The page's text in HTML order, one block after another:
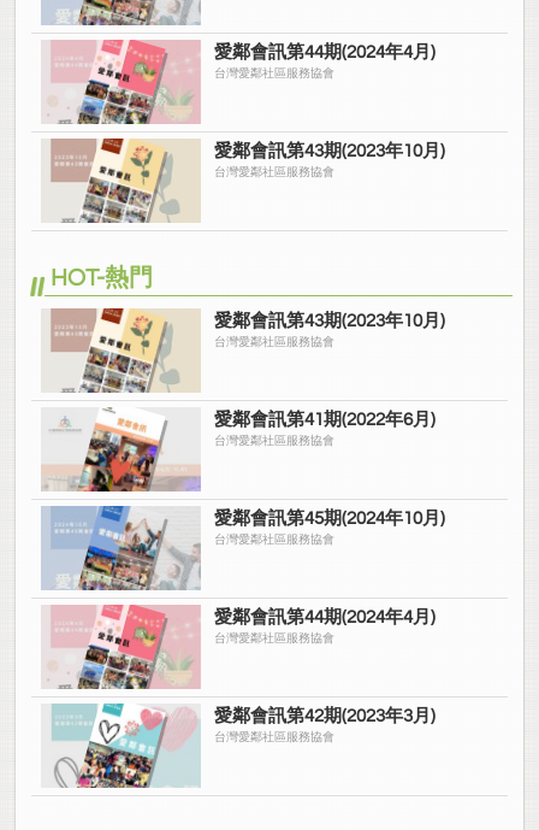
愛鄰會訊第44期(2024年4月)
台灣愛鄰社區服務協會
愛鄰會訊第43期(2023年10月)
台灣愛鄰社區服務協會
HOT-熱門
愛鄰會訊第43期(2023年10月)
台灣愛鄰社區服務協會
愛鄰會訊第41期(2022年6月)
台灣愛鄰社區服務協會
愛鄰會訊第45期(2024年10月)
台灣愛鄰社區服務協會
愛鄰會訊第44期(2024年4月)
台灣愛鄰社區服務協會
愛鄰會訊第42期(2023年3月)
台灣愛鄰社區服務協會